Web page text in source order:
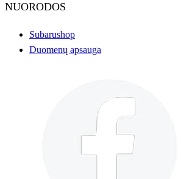
NUORODOS
Subarushop
Duomenų apsauga